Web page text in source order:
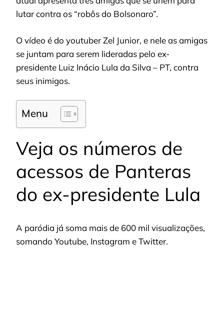
lutar contra os “robôs do Bolsonaro”.
O vídeo é do youtuber Zel Junior, e nele as amigas
se juntam para serem lideradas pelo ex-
presidente Luiz Inácio Lula da Silva – PT, contra
seus inimigos.
Menu
Veja os números de
acessos de Panteras
do ex-presidente Lula
A paródia já soma mais de 600 mil visualizações,
somando Youtube, Instagram e Twitter.